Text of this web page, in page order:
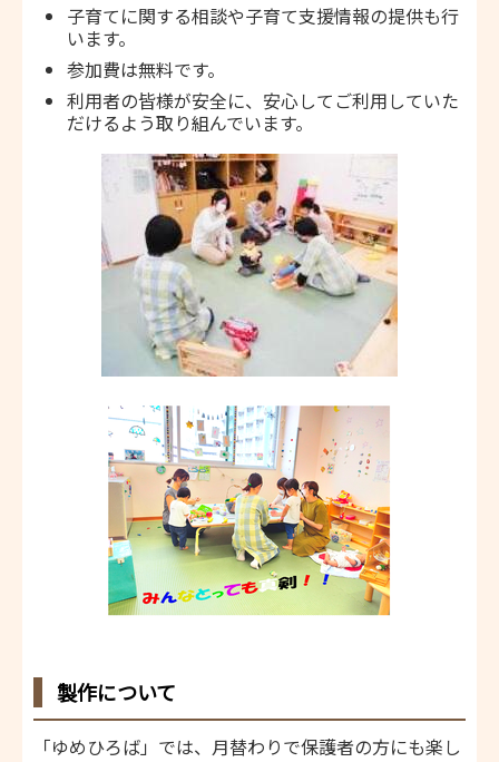
子育てに関する相談や子育て支援情報の提供も行
います。
参加費は無料です。
利用者の皆様が安全に、安心してご利用していた
だけるよう取り組んでいます。
製作について
「ゆめひろば」では、月替わりで保護者の方にも楽し